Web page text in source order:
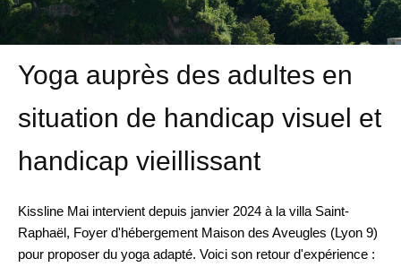
Yoga auprès des adultes en
situation de handicap visuel et
handicap vieillissant
Kissline Mai intervient depuis janvier 2024 à la villa Saint-
Raphaël, Foyer d'hébergement Maison des Aveugles (Lyon 9)
pour proposer du yoga adapté. Voici son retour d'expérience :